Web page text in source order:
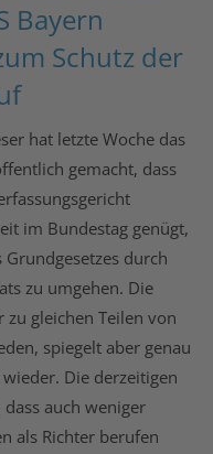
Bayern
Schutz der
hat letzte Woche das
gemacht, dass
im Bundestag genügt,
durch
zu umgehen. Die
zu gleichen Teilen von
spiegelt aber genau
Die derzeitigen
auch weniger
als Richter berufen